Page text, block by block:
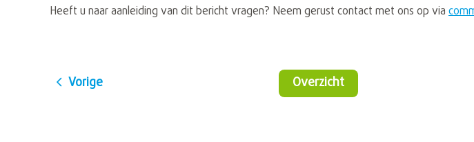
Heeft u naar aanleiding van dit bericht vragen? Neem gerust contact met ons op via
Overzicht
Vorige